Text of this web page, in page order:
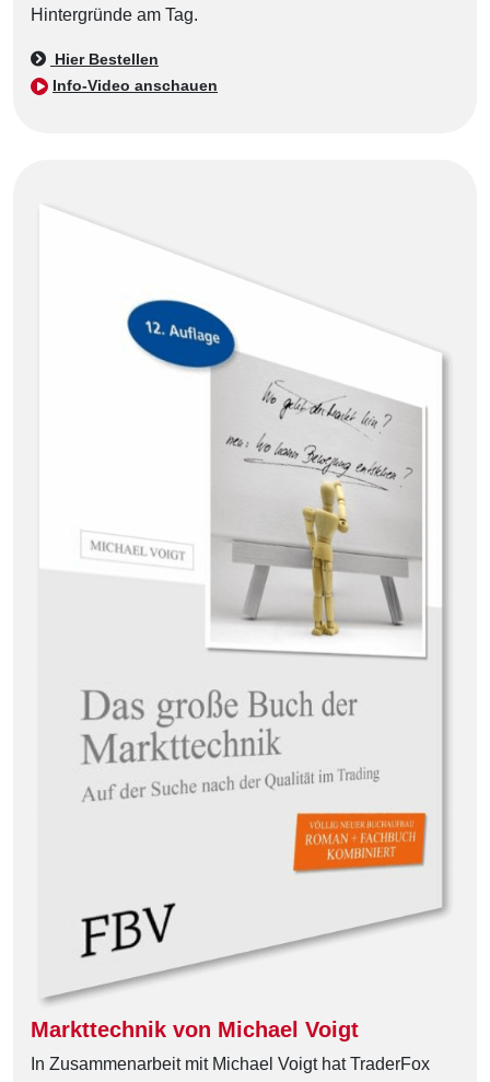
Hintergründe am Tag.
Hier Bestellen
Info-Video anschauen
Markttechnik von Michael Voigt
In Zusammenarbeit mit Michael Voigt hat TraderFox